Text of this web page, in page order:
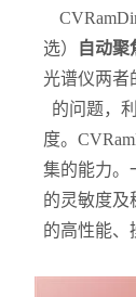
选）
自动聚
光谱仪两者
的问题，
度。
集的能力。
的灵敏度及
的高性能、